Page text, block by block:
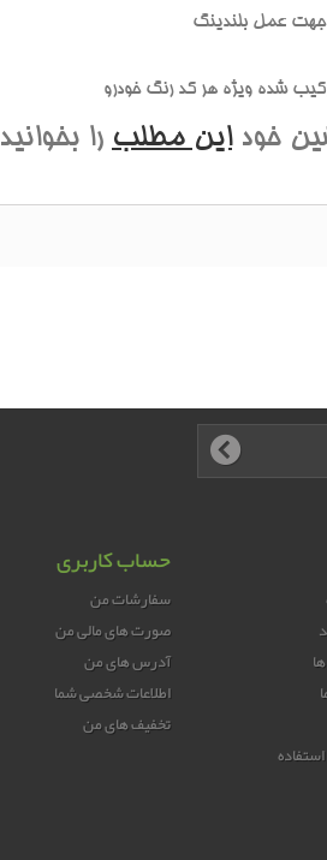
عمل بلندينگ
شده ويژه هر کد رنگ خودرو
خوداين مطلب را بخوانيد
حساب کاربری
سفارشات من
صورت های مالی من
آدرس های من
اطلاعات شخصی شما
تخفیف های من